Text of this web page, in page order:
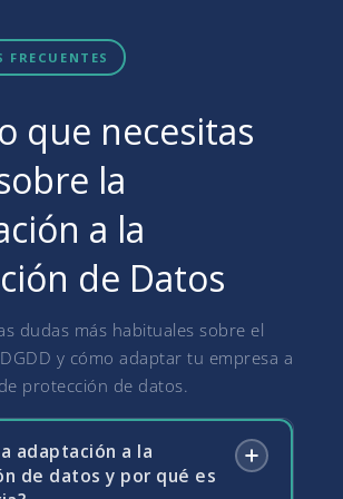
FRECUENTES
que necesitas
la
a la
de Datos
dudas más habituales sobre el
y cómo adaptar tu empresa a
protección de datos.
adaptación a la
de datos y por qué es